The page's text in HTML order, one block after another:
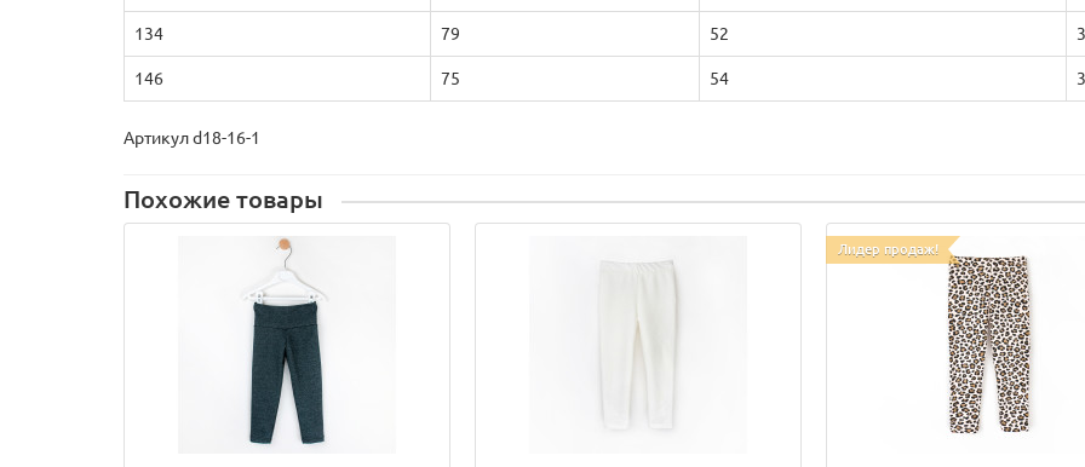
134 79 52
146 75 54
Артикул d18-16-1
Похожие товары
Лидер продаж!